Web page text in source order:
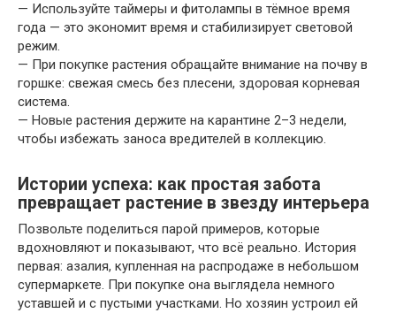
— Используйте таймеры и фитолампы в тёмное время
года — это экономит время и стабилизирует световой
режим.
— При покупке растения обращайте внимание на почву в
горшке: свежая смесь без плесени, здоровая корневая
система.
— Новые растения держите на карантине 2–3 недели,
чтобы избежать заноса вредителей в коллекцию.
Истории успеха: как простая забота
превращает растение в звезду интерьера
Позвольте поделиться парой примеров, которые
вдохновляют и показывают, что всё реально. История
первая: азалия, купленная на распродаже в небольшом
супермаркете. При покупке она выглядела немного
уставшей и с пустыми участками. Но хозяин устроил ей